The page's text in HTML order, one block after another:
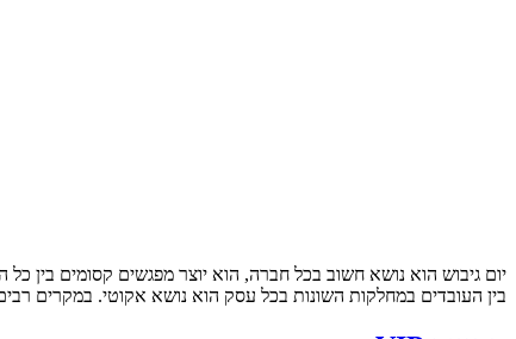
יום גיבוש הוא נושא חשוב בכל חברה, הוא יוצר מפגשים קסומים בין
בין העובדים במחלקות השונות בכל עסק הוא נושא אקוטי. במקרים